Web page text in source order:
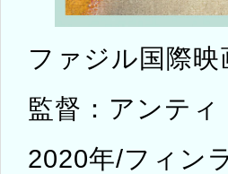
ファジル国際
監督：アンテ
2020年/フィン